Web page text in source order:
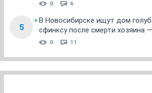
0 6
5
В Новосибирске ищут дом
сфинксу после смерти хозяина
0 11